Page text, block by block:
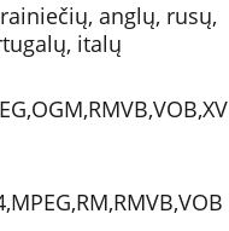
anglų, rusų,
italų